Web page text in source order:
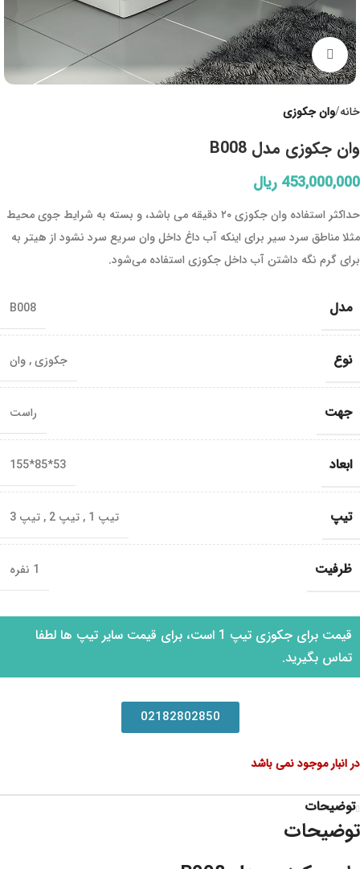
Click to enlarge
خانه وان جکوزی
وان جکوزی مدل B008
453,000,000 ریال
حداکثر استفاده وان جکوزی ۲۰ دقیقه می باشد، و بسته به شرایط جوی محیط
مثلا مناطق سرد سیر برای اینکه آب داغ داخل وان سریع سرد نشود از هیتر به
برای گرم نگه داشتن آب داخل جکوزی استفاده می‌شود.
مدل B008
نوع جکوزی,وان
جهت راست
ابعاد 53*85*155
تیپ تیپ 1 ,تیپ 2 ,تیپ 3
ظرفیت 1 نفره
قیمت برای جکوزی تیپ 1 است، برای قیمت سایر تیپ ها لطفا
تماس بگیرید.
02182802850
در انبار موجود نمی باشد
توضیحات
توضیحات